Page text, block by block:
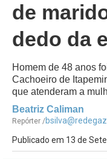
de
dedo da
Homem de 48 anos
Cachoeiro de
que atenderam a
Beatriz Caliman
Repórter /
Publicado em 13 de